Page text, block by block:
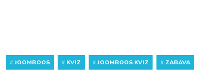
#JOOMBOOS # KVIZ #JOOMBOOS KVIZ # ZABAVA